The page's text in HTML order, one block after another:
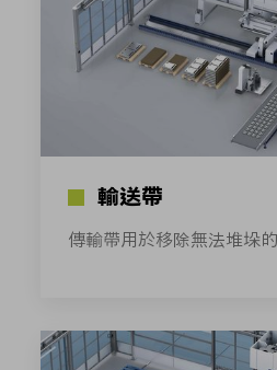
輸送帶
傳輸帶用於移除無法堆垛